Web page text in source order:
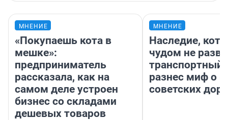
МНЕНИЕ
«Покупаешь кота в
мешке»:
предприниматель
рассказала, как на
самом деле устроен
бизнес со складами
дешевых товаров
МНЕНИЕ
Наследие,
чудом не
транспортный
разнес миф о
советских